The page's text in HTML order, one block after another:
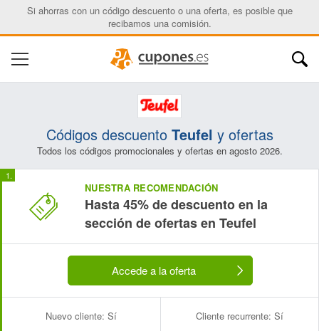
Si ahorras con un código descuento o una oferta, es posible que
recibamos una comisión.
Códigos descuento Teufel y ofertas
Todos los códigos promocionales y ofertas en agosto 2026.
NUESTRA RECOMENDACIÓN
Hasta 45% de descuento en la
sección de ofertas en Teufel
Accede a la oferta
Nuevo cliente: Sí Cliente recurrente: Sí